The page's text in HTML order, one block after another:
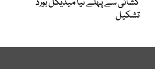
کشائی سے پہلے نیا میڈیکل بورڈ
تشکیل